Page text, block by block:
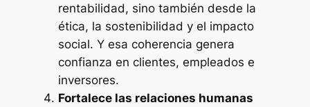
rentabilidad, sino también desde la
ética, la sostenibilidad y el impacto
social. Y esa coherencia genera
confianza en clientes, empleados e
inversores.
Fortalece las relaciones humanas